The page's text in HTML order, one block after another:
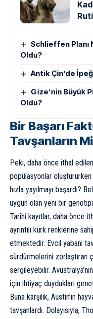
Schlieffen Planı
Oldu?
Antik Çin’de
Gize’nin Büyük
Oldu?
Bir Başarı
Tavşanların
Peki, daha önce ithal
popülasyonlar oluştururken
hızla yayılmayı başardı?
uygun olan yeni bir
Tarihi kayıtlar, daha önce
ayrıntılı kürk renklerine
etmektedir. Evcil yabani
sürdürmelerini
sergileyebilir.
için ihtiyaç duydukları
Buna karşılık, Austin’in
tavşanlardı. Dolayısıyla,